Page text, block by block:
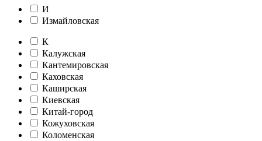
И
Измайловская
К
Калужская
Кантемировская
Каховская
Каширская
Киевская
Китай-город
Кожуховская
Коломенская